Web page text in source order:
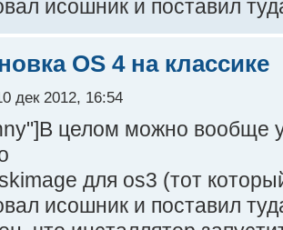
исошник и поставил
OS 4 на классике
дек 2012, 16:54
целом можно вообще
для os3 (тот
исошник и поставил